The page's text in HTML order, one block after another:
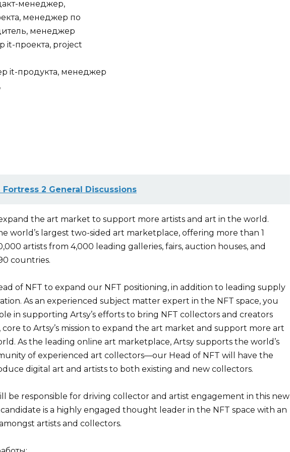
менеджер,
менеджер по
менеджер
it-проекта, project
it-продукта, менеджер
Fortress 2 General Discussions
expand the art market to support more artists and art in the world.
world’s largest two-sided art marketplace, offering more than 1
artists from 4,000 leading galleries, fairs, auction houses, and
countries.
of NFT to expand our NFT positioning, in addition to leading supply
As an experienced subject matter expert in the NFT space, you
in supporting Artsy’s efforts to bring NFT collectors and creators
to Artsy’s mission to expand the art market and support more art
As the leading online art marketplace, Artsy supports the world’s
of experienced art collectors—our Head of NFT will have the
digital art and artists to both existing and new collectors.
be responsible for driving collector and artist engagement in this new
is a highly engaged thought leader in the NFT space with an
artists and collectors.